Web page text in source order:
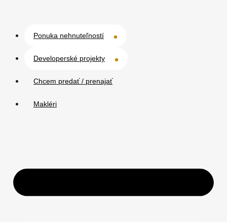
Ponuka nehnuteľností
Developerské projekty
Chcem predať / prenajať
Makléri